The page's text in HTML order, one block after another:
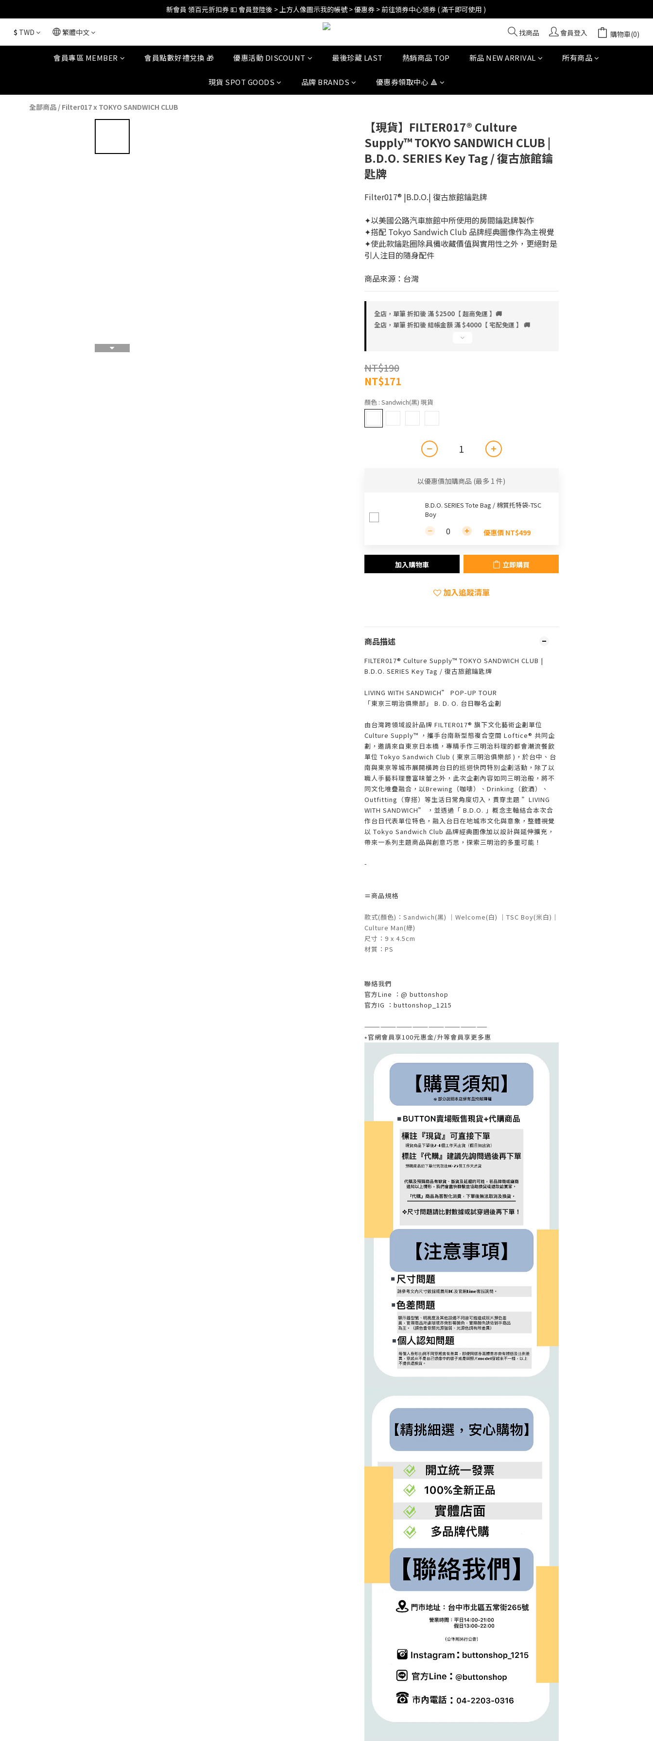
訂單折扣後滿$2500超商免運;$4000宅配免運 🚚
訂單折扣後滿$2500超商免運;$4000宅配免運 🚚
$ TWD 繁體中文 找商品 會員登入 購物車(0)
會員專區 MEMBER 會員點數好禮兌換 🎁 優惠活動 DISCOUNT 最後珍藏 LAST 熱銷商品 TOP 新品 NEW ARRIVAL 所有商品
現貨 SPOT GOODS 品牌 BRANDS 優惠券領取中心 🔺
全部商品 / Filter017 x TOKYO SANDWICH CLUB
【現貨】FILTER017® Culture
Supply™ TOKYO SANDWICH CLUB |
B.D.O. SERIES Key Tag / 復古旅館鑰
匙牌
Filter017® |B.D.O.| 復古旅館鑰匙牌
✦以美國公路汽車旅館中所使用的房間鑰匙牌製作
✦搭配 Tokyo Sandwich Club 品牌經典圖像作為主視覺
✦使此款鑰匙圈除具備收藏價值與實用性之外，更絕對是
引人注目的隨身配件
商品來源：台灣
全店，單筆 折扣後 滿 $2500【 超商免運 】🚚
全店，單筆 折扣後 結帳金額 滿 $4000【 宅配免運 】 🚚
NT$190
NT$171
顏色 : Sandwich(黑) 現貨
以優惠價加購商品 (最多 1 件)
B.D.O. SERIES Tote Bag / 棉質托特袋-TSC
Boy
優惠價 NT$499
加入購物車 立即購買
加入追蹤清單
商品描述
FILTER017® Culture Supply™ TOKYO SANDWICH CLUB |
B.D.O. SERIES Key Tag / 復古旅館鑰匙牌
LIVING WITH SANDWICH” POP-UP TOUR
「東京三明治俱樂部」 B. D. O. 台日聯名企劃
由台灣跨領域設計品牌 FILTER017® 旗下文化藝術企劃單位
Culture Supply™ ，攜手台南新型態複合空間 Loftice® 共同企
劃，邀請來自東京日本橋，專精手作三明治料理的都會潮流餐飲
單位 Tokyo Sandwich Club ( 東京三明治俱樂部 )，於台中、台
南與東京等城市展開橫跨台日的巡迴快閃特別企劃活動，除了以
職人手藝料理豐富味蕾之外，此次企劃內容如同三明治般，將不
同文化堆疊融合，以Brewing（咖啡）、Drinking（飲酒）、
Outfitting（穿搭）等生活日常角度切入，貫穿主題 ”LIVING
WITH SANDWICH” ，並透過「 B.D.O. 」概念主軸結合本次合
作台日代表單位特色，融入台日在地城市文化與意象，整體視覺
以 Tokyo Sandwich Club 品牌經典圖像加以設計與延伸擴充，
帶來一系列主題商品與創意巧思，探索三明治的多重可能！
-
≡商品規格
款式(顏色)：Sandwich(黑) ｜ Welcome(白) ｜TSC Boy(米白)｜
Culture Man(綠)
尺寸：9 x 4.5cm
材質：PS
聯絡我們
官方Line
：@ buttonshop
官方IG ： buttonshop_1215
———————————————————————
⭒官網會員享100元惠金/升等會員享更多惠